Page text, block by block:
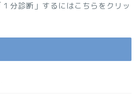
分診断」するにはこちらをクリッ